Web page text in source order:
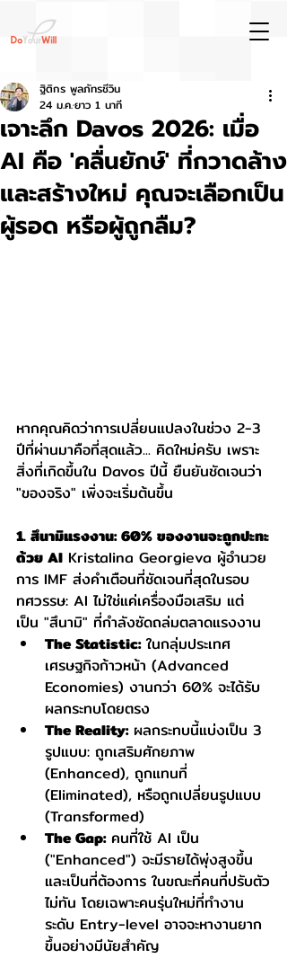
เจาะลึก Davos 2026: เมื่อ
AI คือ 'คลื่นยักษ์' ที่กวาดล้าง
และสร้างใหม่ คุณจะเลือกเป็น
ผู้รอด หรือผู้ถูกลืม?
ฐิติกร พูลภัทรชีวิน
24 ม.ค.ยาว 1 นาที
หากคุณคิดว่าการเปลี่ยนแปลงในช่วง 2-3
ปีที่ผ่านมาคือที่สุดแล้ว... คิดใหม่ครับ เพราะ
สิ่งที่เกิดขึ้นใน Davos ปีนี้ ยืนยันชัดเจนว่า
"ของจริง" เพิ่งจะเริ่มต้นขึ้น
1. สึนามิแรงงาน: 60% ของงานจะถูกปะทะ
ด้วย AI Kristalina Georgieva ผู้อำนวย
การ IMF ส่งคำเตือนที่ชัดเจนที่สุดในรอบ
ทศวรรษ: AI ไม่ใช่แค่เครื่องมือเสริม แต่
เป็น "สึนามิ" ที่กำลังซัดถล่มตลาดแรงงาน
The Statistic: ในกลุ่มประเทศ
เศรษฐกิจก้าวหน้า (Advanced
Economies) งานกว่า 60% จะได้รับ
ผลกระทบโดยตรง
The Reality: ผลกระทบนี้แบ่งเป็น 3
รูปแบบ: ถูกเสริมศักยภาพ
(Enhanced), ถูกแทนที่
(Eliminated), หรือถูกเปลี่ยนรูปแบบ
(Transformed)
The Gap: คนที่ใช้ AI เป็น
("Enhanced") จะมีรายได้พุ่งสูงขึ้น
และเป็นที่ต้องการ ในขณะที่คนที่ปรับตัว
ไม่ทัน โดยเฉพาะคนรุ่นใหม่ที่ทำงาน
ระดับ Entry-level อาจจะหางานยาก
ขึ้นอย่างมีนัยสำคัญ